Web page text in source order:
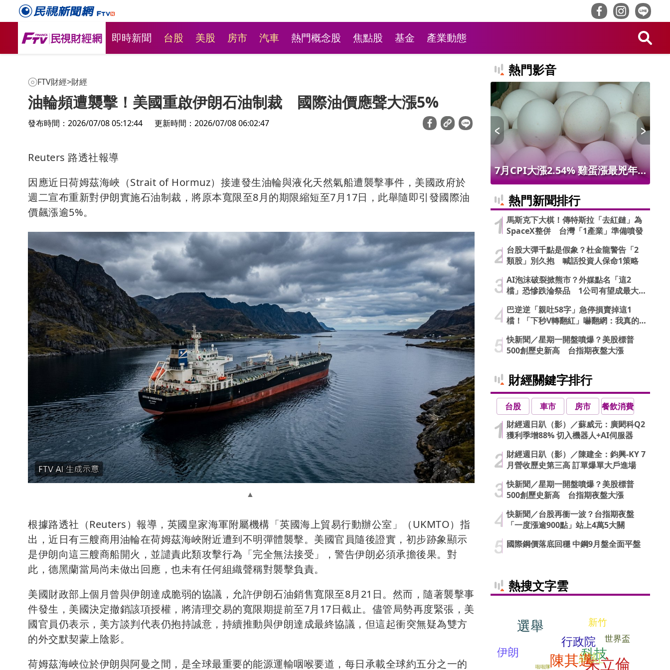
即時新聞 台股 美股 房市 汽車 熱門概念股 焦點股 基金 產業動態
FTV財經>財經
油輪頻遭襲擊！美國重啟伊朗石油制裁 國際油價應聲大漲5%
發布時間：2026/07/08 05:12:44 更新時間：2026/07/08 06:02:47
Reuters 路透社報導
因應近日荷姆茲海峽（Strait of Hormuz）接連發生油輪與液化天然氣船遭襲擊事件，美國政府於
週二宣布重新對伊朗實施石油制裁，將原本寬限至8月的期限縮短至7月17日，此舉隨即引發國際油
價飆漲逾5%。
根據路透社（Reuters）報導，英國皇家海軍附屬機構「英國海上貿易行動辦公室」（UKMTO）指
出，近日有三艘商用油輪在荷姆茲海峽附近遭到不明彈體襲擊。美國官員隨後證實，初步跡象顯示
是伊朗向這三艘商船開火，並譴責此類攻擊行為「完全無法接受」，警告伊朗必須承擔後果。對
此，德黑蘭當局尚未做出回應，也未有任何組織聲稱對襲擊負責。
美國財政部上個月曾與伊朗達成脆弱的協議，允許伊朗石油銷售寬限至8月21日。然而，隨著襲擊事
件發生，美國決定撤銷該項授權，將清理交易的寬限期提前至7月17日截止。儘管局勢再度緊張，美
國官員仍表示，美方談判代表仍抱持誠意，持續推動與伊朗達成最終協議，但這起衝突無疑為雙方
的外交默契蒙上陰影。
荷姆茲海峽位於伊朗與阿曼之間，是全球最重要的能源運輸咽喉要道，每日承載全球約五分之一的
熱門影音
最低190元自助吧飲料冰品吃到飽
7月CPI大漲2.54% 雞蛋漲最兇年
幅
熱門新聞排行
馬斯克下大棋！傳特斯拉「去紅鏈」為
SpaceX整併 台灣「1產業」準備噴發
台股大彈千點是假象？杜金龍警告「2
類股」別久抱 喊話投資人保命1策略
AI泡沫破裂掀熊市？外媒點名「這2
檔」恐慘跌淪祭品 1公司有望成最大
巴逆逆「親吐58字」急停損賣掉這1
檔！「下秒V轉翻紅」嚇翻網：我真的
快新聞／星期一開盤噴爆？美股標普
500創歷史新高 台指期夜盤大漲
財經關鍵字排行
台股 車市 房市
餐飲消費
財經週日趴（影）／蘇威元：廣閎科Q2
獲利季增88% 切入機器人+AI伺服器
財經週日趴（影）／陳建全：鈞興-KY 7
月營收歷史第三高 訂單爆單大戶進場
快新聞／星期一開盤噴爆？美股標普
500創歷史新高 台指期夜盤大漲
快新聞／台股再衝一波？台指期夜盤
「一度漲逾900點」站上4萬5大關
國際鋼價落底回穩 中鋼9月盤全面平盤
熱搜文字雲
選舉
行政院
新竹
朱立倫
啦啦隊
世界盃
科技
伊朗 網紅
陳其邁